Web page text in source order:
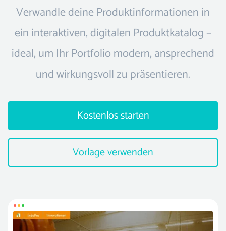
Verwandle deine Produktinformationen in
ein interaktiven, digitalen Produktkatalog –
ideal, um Ihr Portfolio modern, ansprechend
und wirkungsvoll zu präsentieren.
Kostenlos starten
Vorlage verwenden